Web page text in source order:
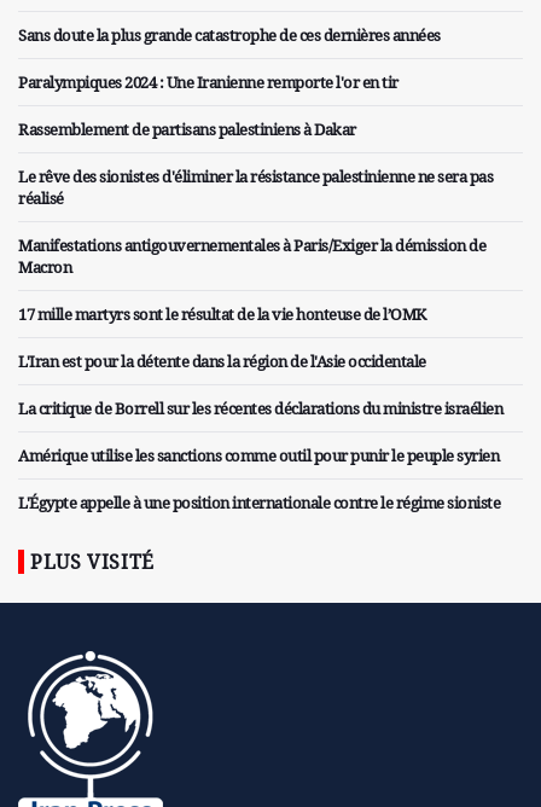
Sans doute la plus grande catastrophe de ces dernières années
Paralympiques 2024 : Une Iranienne remporte l'or en tir
Rassemblement de partisans palestiniens à Dakar
Le rêve des sionistes d'éliminer la résistance palestinienne ne sera pas
réalisé
Manifestations antigouvernementales à Paris/Exiger la démission de
Macron
17 mille martyrs sont le résultat de la vie honteuse de l’OMK
L'Iran est pour la détente dans la région de l'Asie occidentale
La critique de Borrell sur les récentes déclarations du ministre israélien
Amérique utilise les sanctions comme outil pour punir le peuple syrien
L'Égypte appelle à une position internationale contre le régime sioniste
PLUS VISITÉ